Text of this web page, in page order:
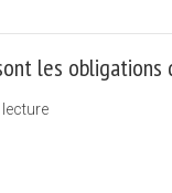
les obligations